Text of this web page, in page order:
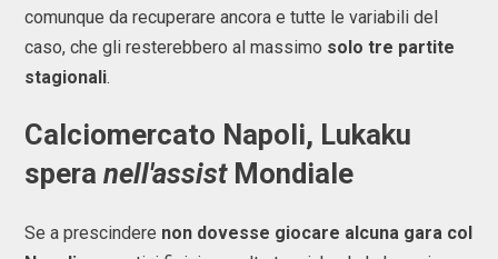
comunque da recuperare ancora e tutte le variabili del
caso, che gli resterebbero al massimo solo tre partite
stagionali.
Calciomercato Napoli, Lukaku
spera nell'assistMondiale
Se a prescindere non dovesse giocare alcuna gara col